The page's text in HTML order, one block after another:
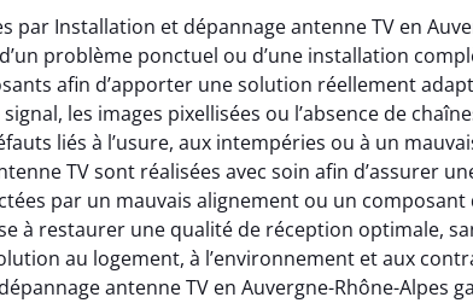
par Installation et dépannage antenne TV en
d’un problème ponctuel ou d’une installation
afin d’apporter une solution réellement
les images pixellisées ou l’absence de
liés à l’usure, aux intempéries ou à un
TV sont réalisées avec soin afin d’assurer
par un mauvais alignement ou un
à restaurer une qualité de réception optimale,
au logement, à l’environnement et aux
antenne TV en Auvergne-Rhône-Alpes